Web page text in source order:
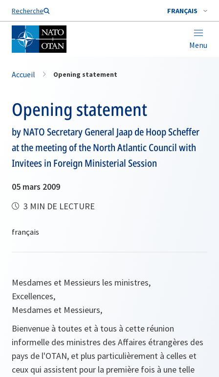
Recherche FRANÇAIS
Menu
Nom de famille*
Accueil Opening statement
Opening statement
by NATO Secretary General Jaap de Hoop Scheffer
at the meeting of the North Atlantic Council with
Invitees in Foreign Ministerial Session
05 mars 2009
3 MIN DE LECTURE
Mesdames et Messieurs les ministres,
Excellences,
Mesdames et Messieurs,
Bienvenue à toutes et à tous à cette réunion
informelle des ministres des Affaires étrangères des
pays de l'OTAN, et plus particulièrement à celles et
ceux qui assistent pour la première fois à une telle